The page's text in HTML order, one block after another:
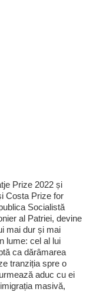
Prize 2022 și
Costa Prize for
Socialistă
al Patriei, devine
mai dur și mai
lume: cel al lui
ca dărâmarea
tranziția spre o
aduc cu ei
masivă,